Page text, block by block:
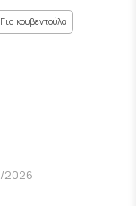
Για κουβεντούλα
2026